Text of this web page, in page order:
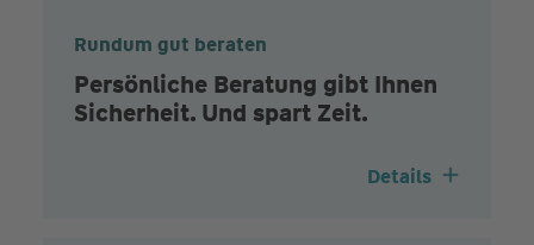
Rundum gut beraten
Persönliche Beratung gibt Ihnen
Sicherheit. Und spart Zeit.
Details